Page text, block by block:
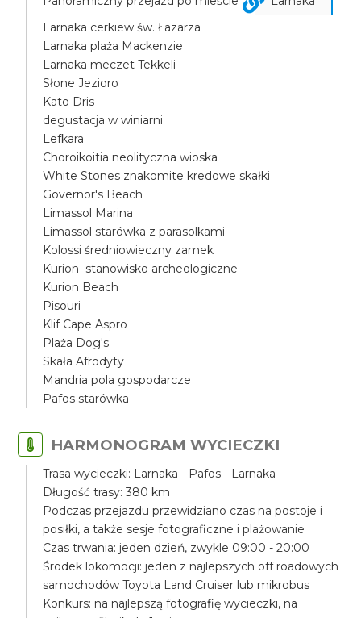
Larnaka cerkiew św. Łazarza
Larnaka plaża Mackenzie
Larnaka meczet Tekkeli
Słone Jezioro
Kato Dris
degustacja w winiarni
Lefkara
Choroikoitia neolityczna wioska
White Stones znakomite kredowe skałki
Governor's Beach
Limassol Marina
Limassol starówka z parasolkami
Kolossi średniowieczny zamek
Kurion stanowisko archeologiczne
Kurion Beach
Pisouri
Klif Cape Aspro
Plaża Dog's
Skała Afrodyty
Mandria pola gospodarcze
Pafos starówka
HARMONOGRAM WYCIECZKI
Trasa wycieczki: Larnaka - Pafos - Larnaka
Długość trasy: 380 km
Podczas przejazdu przewidziano czas na postoje i
posiłki, a także sesje fotograficzne i plażowanie
Czas trwania: jeden dzień, zwykle 09:00 - 20:00
Środek lokomocji: jeden z najlepszych off roadowych
samochodów Toyota Land Cruiser lub mikrobus
Konkurs: na najlepszą fotografię wycieczki, na